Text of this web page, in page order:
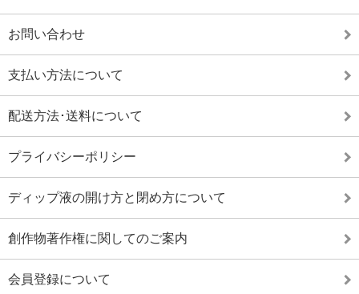
お問い合わせ
支払い方法について
配送方法･送料について
プライバシーポリシー
ディップ液の開け方と閉め方について
創作物著作権に関してのご案内
会員登録について